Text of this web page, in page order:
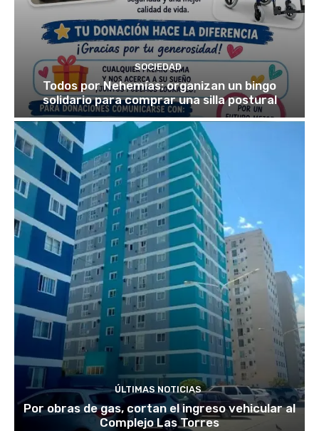
SOCIEDAD
Todos por Nehemías: organizan un bingo
solidario para comprar una silla postural
ÚLTIMAS NOTICIAS
Por obras de gas, cortan el ingreso vehicular al
Complejo Las Torres